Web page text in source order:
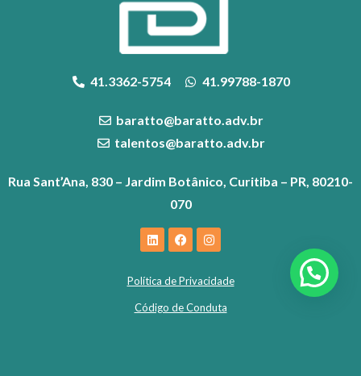
41.3362-5754 41.99788-1870
baratto@baratto.adv.br
talentos@baratto.adv.br
Rua Sant’Ana, 830 – Jardim Botânico, Curitiba – PR, 80210-
070
Política de Privacidade
Código de Conduta